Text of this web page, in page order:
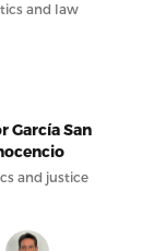
and law
García San
and justice